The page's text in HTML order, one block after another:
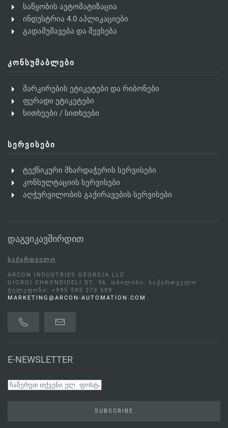
საწყობის ავტომატიზაცია
ინდუსტრია 4.0 აპლიკაციები
გადამუშავება და შევსება
ᲙᲝᲜᲡᲣᲛᲐᲑᲚᲔᲑᲘ
მარკირების ეტიკეტები და რიბონები
ფერადი ეტიკეტები
სითხეები / სითხეები
ᲡᲔᲠᲕᲘᲡᲔᲑᲘ
ტექნიკური მხარდაჭერის სერვისები
კონსულტაციის სერვისები
აღჭურვილობის გაქირავების სერვისები
დაგვიკავშირდით
ᲡᲐᲥᲐᲠᲗᲕᲔᲚᲝ
ARCON INDUSTRIES GEORGIA LLC
GIORGI CHKONDIDELI ST. 56, ᲗᲑᲘᲚᲘᲡᲘ, ᲡᲐᲥᲐᲠᲗᲕᲔᲚᲝ
ᲢᲔᲚᲔᲤᲝᲜᲘ: +995 593 273 599
MARKETING@ARCON-AUTOMATION.COM
E-NEWSLETTER
SUBSCRIBE